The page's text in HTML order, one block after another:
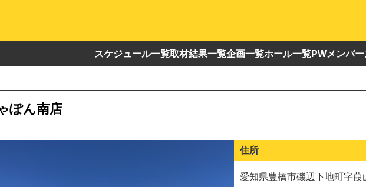
スケジュール一覧取材結果一覧企画一覧ホール一覧PWメンバ
ぽん南店
住所
愛知県豊橋市磯辺下地町字葭